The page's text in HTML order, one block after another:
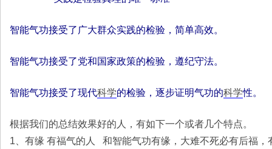
智能气功接受了广大群众实践的检验，简单高效。
智能气功接受了党和国家政策的检验，遵纪守法。
智能气功接受了现代科学的检验，逐步证明气功的科学性。
根据我们的总结效果好的人，有如下一个或者几个特点。
1、有缘 有福气的人 和智能气功有缘，大难不死必有后福，